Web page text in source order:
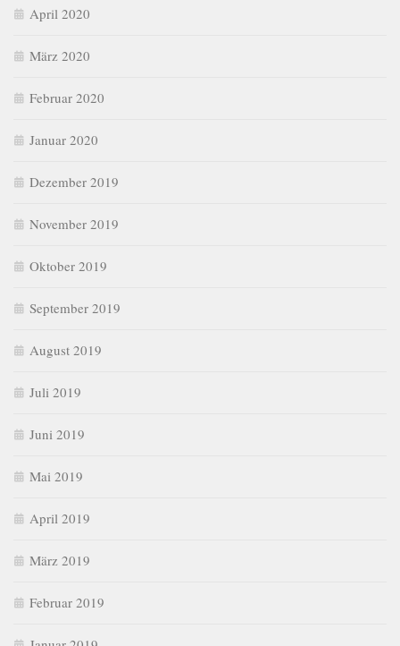
April 2020
März 2020
Februar 2020
Januar 2020
Dezember 2019
November 2019
Oktober 2019
September 2019
August 2019
Juli 2019
Juni 2019
Mai 2019
April 2019
März 2019
Februar 2019